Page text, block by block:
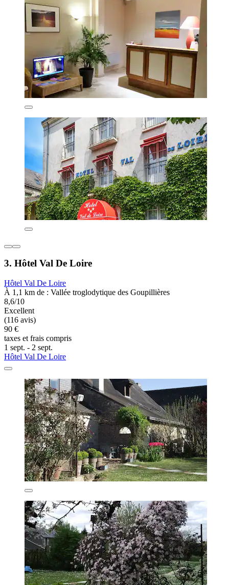
3. Hôtel Val De Loire
Hôtel Val De Loire
À 1,1 km de : Vallée troglodytique des Goupillières
8,6/10
Excellent
(116 avis)
90 €
taxes et frais compris
1 sept. - 2 sept.
Hôtel Val De Loire